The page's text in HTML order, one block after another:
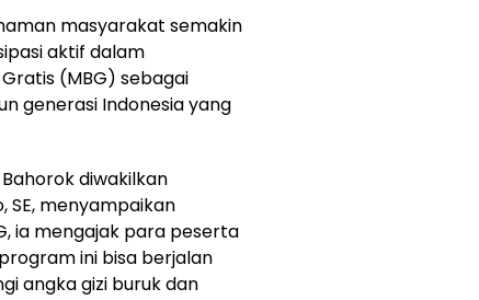
masyarakat semakin
aktif dalam
(MBG) sebagai
generasi Indonesia yang
diwakilkan
SE, menyampaikan
ia mengajak para peserta
ini bisa berjalan
angka gizi buruk dan